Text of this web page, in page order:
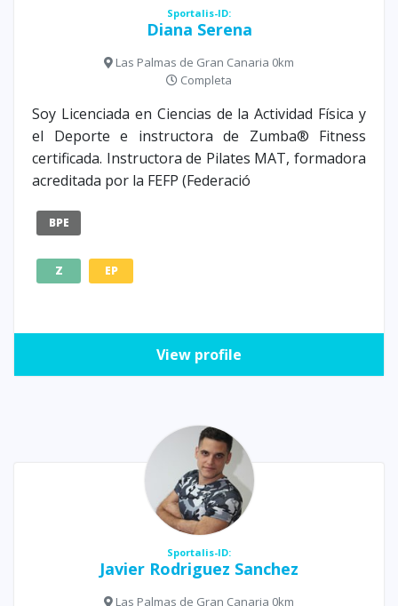
Sportalis-ID:
Diana Serena
Las Palmas de Gran Canaria 0km
Completa
Soy Licenciada en Ciencias de la Actividad Física y
el Deporte e instructora de Zumba® Fitness
certificada. Instructora de Pilates MAT, formadora
acreditada por la FEFP (Federació
BPE
Z EP
View profile
Sportalis-ID:
Javier Rodriguez Sanchez
Las Palmas de Gran Canaria 0km